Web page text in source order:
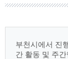
부천시에서 진
간 활동 및 주